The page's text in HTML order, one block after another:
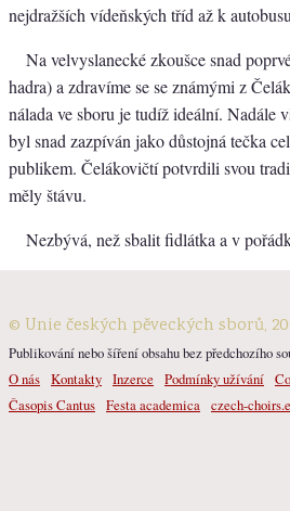
nejdražších vídeňských tříd až k
Na velvyslanecké zkoušce snad
hadra) a zdravíme se se známými z
nálada ve sboru je tudíž ideální. Nadále
byl snad zazpíván jako důstojná tečka
publikem. Čelákovičtí potvrdili svou
měly štávu.
Nezbývá, než sbalit fidlátka a v
© Unie českých pěveckých sborů,
Publikování nebo šíření obsahu bez předchozího
O nás Kontakty Inzerce Podmínky užívání
Časopis Cantus Festa academica czech-